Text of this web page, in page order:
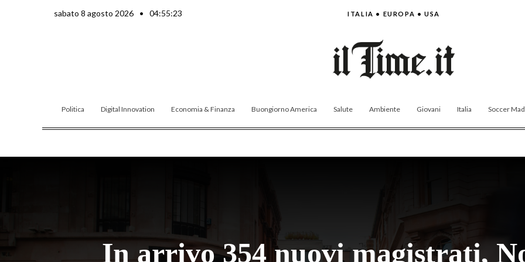
sabato 8 agosto 2026 • 04:55:25 ITALIA • EUROPA • USA
Politica Digital Innovation Economia & Finanza Buongiorno America Salute Ambiente Giovani Italia Soccer
In arrivo 354 nuovi magistrati,